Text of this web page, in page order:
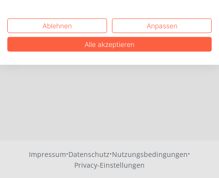
Impressum·Datenschutz·Nutzungsbedingungen·
Privacy-Einstellungen
Ablehnen Anpassen
Alle akzeptieren